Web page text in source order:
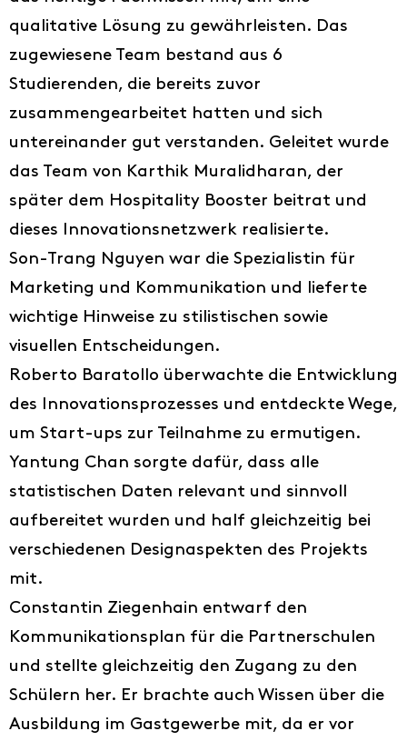
qualitative Lösung zu gewährleisten. Das
zugewiesene Team bestand aus 6
Studierenden, die bereits zuvor
zusammengearbeitet hatten und sich
untereinander gut verstanden. Geleitet wurde
das Team von Karthik Muralidharan, der
später dem Hospitality Booster beitrat und
dieses Innovationsnetzwerk realisierte.
Son-Trang Nguyen war die Spezialistin für
Marketing und Kommunikation und lieferte
wichtige Hinweise zu stilistischen sowie
visuellen Entscheidungen.
Roberto Baratollo überwachte die Entwicklung
des Innovationsprozesses und entdeckte Wege,
um Start-ups zur Teilnahme zu ermutigen.
Yantung Chan sorgte dafür, dass alle
statistischen Daten relevant und sinnvoll
aufbereitet wurden und half gleichzeitig bei
verschiedenen Designaspekten des Projekts
mit.
Constantin Ziegenhain entwarf den
Kommunikationsplan für die Partnerschulen
und stellte gleichzeitig den Zugang zu den
Schülern her. Er brachte auch Wissen über die
Ausbildung im Gastgewerbe mit, da er vor